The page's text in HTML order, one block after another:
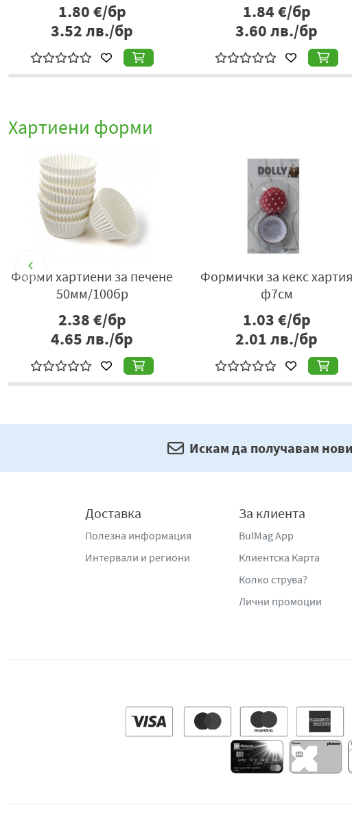
€/бр
лв./бр
€/бр
лв./бр
Хартиени форми
Форми хартиени за печене
50мм/100бр
2.38€/бр
4.65лв./бр
Формички за кекс хартия
ф7см
1.03€/бр
2.01лв./бр
Искам да получавам
Доставка
Полезна информация
Интервали и региони
За клиента
BulMag App
Клиентска Карта
Колко струва?
Лични промоции